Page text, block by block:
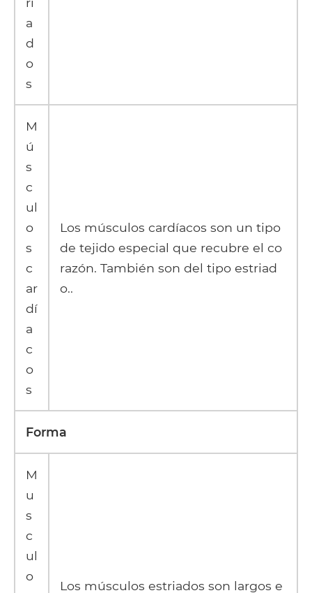
a
d
o
s
M
ú
s
c
ul
o
s
c
ar
dí
a
c
o
s
Los músculos cardíacos son un tipo
de tejido especial que recubre el co
razón. También son del tipo estriad
o..
Forma
M
u
s
c
ul
o
Los músculos estriados son largos e